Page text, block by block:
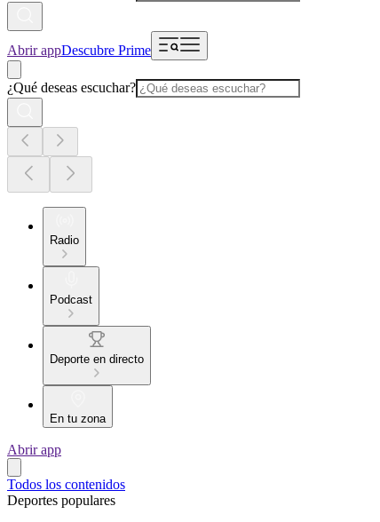
Abrir appDescubre Prime
¿Qué deseas escuchar?
Radio
Podcast
Deporte en directo
En tu zona
Abrir app
Todos los contenidos
Deportes populares